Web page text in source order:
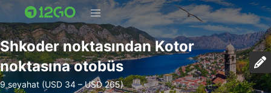
Shkoder noktasından Kotor
noktasına otobüs
9 seyahat (USD 34 – USD 265)